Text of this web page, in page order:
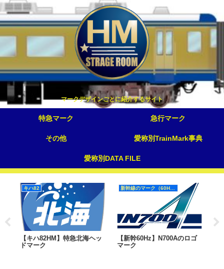
マークデザインごとに紹介するサイト
特急マーク 急行マーク
その他 愛称別TrainMark事典
愛称別DATA FILE
キハ82
【キハ82HM】特急北海ヘッ
ドマーク
新幹線のマーク（60Hz）
【新幹60Hz】N700Aのロゴ
マーク